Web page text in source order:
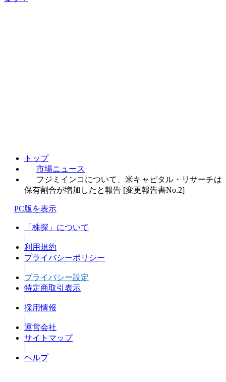
トップ
市場ニュース
フジミインコについて、米キャピタル・リサーチは
保有割合が増加したと報告 [変更報告書No.2]
PC版を表示
「株探」について
|
利用規約
プライバシーポリシー
|
プライバシー設定
特定商取引表示
|
採用情報
|
運営会社
サイトマップ
|
ヘルプ